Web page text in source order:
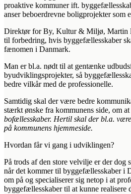
proaktive kommuner ift.
anser beboerdrevne boligprojekter som
Direktør for By, Kultur & Miljø, Martin
til forbedring, hvis byggefællesskaber
fænomen i Danmark.
Man er bl.a. nødt til at gentænke
byudviklingsprojekter, så
bedre vilkår med de professionelle.
Samtidig skal der være bedre
stærkt ønske fra kommunens side, om at
bofællesskaber. Hertil skal der bl.a.
på kommunens hjemmeside.
Hvordan får vi gang i udviklingen?
På trods af den store velvilje er der dog
når det kommer til byggefællesskaber i
om på og specialiserer sig netop i at
byggefællesskaber til at kunne realisere